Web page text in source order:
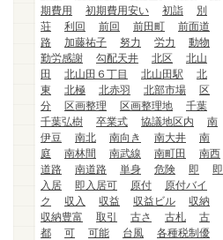
期費用
初期費用安い 初詣
別
荘
利回 前回 前田町
前面道
路
加藤祐子 努力 労力
動物
勤労感謝
勾配天井 北区
北山
田
北山田６丁目 北山田駅
北
東
北極 北赤羽 北部市場
区
分
区画整理 区画整理地
千葉
千葉弘樹
卒業式 協議地区内
南
伊豆
南北 南向き 南大井
南
庭
南林間 南武線 南町田
南西
道路
南道路 単身 危険 即
即
入居
即入居可 原付
原付バイ
ク
収入 収益 収益ビル
収納
収納豊富
取引 古さ 古札
古
都
可 可能 台風
各種税制優